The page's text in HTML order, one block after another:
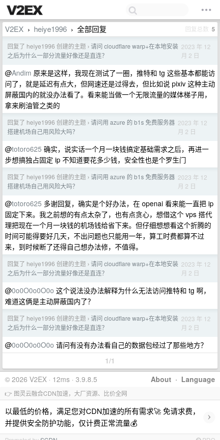
V2EX › heiye1996 › 全部回复 回复总数 5
回复了 heiye1996 创建的主题 › 请问 cloudflare warp+在本地安装
之后为什么一部分流量好像还是直连？
2023 年 12
月 2 日
@Andim 原来是这样，我现在测试了一圈，推特和 tg 这些基本都能访
问了，就是延迟有点大，但网速还是过得去，但比如说 pixiv 这种主动
屏蔽国内的就没办法看了。看来能当做一个无限流量的媒体梯子用，
拿来刷油管之类的
回复了 heiye1996 创建的主题 › 请问用 azure 的 b1s 免费服务器
搭建机场自己用风险大吗？
2023 年 12
月 2 日
@totoro625 确实，说实话一个月一块钱搞定基础需求之后，再进一
步想搞独占固定 ip 不知道要花多少钱，安全性也是个罗生门
回复了 heiye1996 创建的主题 › 请问用 azure 的 b1s 免费服务器
搭建机场自己用风险大吗？
2023 年 12
月 2 日
@totoro625 多谢回复，确实是个好办法，在 openai 看来能一直把 ip
固定下来。我之前想的有点太杂了，也有点贪心，想借这个 vps 搭代
理把现在一个月一块钱的机场钱给省下来。但仔细想想看这个折腾的
时间可能得要好几天，不出问题也只能用一年，算工时费都算不过
来，到时候断了还得自己想办法修，不值得。
回复了 heiye1996 创建的主题 › 请问 cloudflare warp+在本地安装
之后为什么一部分流量好像还是直连？
2023 年 12
月 2 日
@0o0O0o0O0o 这个说法没办法解释为什么无法访问推特和 tg 啊，
难道这俩是主动屏蔽国内了？
回复了 heiye1996 创建的主题 › 请问 cloudflare warp+在本地安装
之后为什么一部分流量好像还是直连？
2023 年 12
月 2 日
@0o0O0o0O0o 请问有没有办法看自己的数据包经过了那些地方？
1/1
About · Language
© 2026 V2EX · 12ms · 3.9.8.5
👉 图灵云融合CDN加速，大厂资源、比价全网
以最低的价格，满足您对CDN加速的所有需求🚀 免请求费，
并提供安全防护功能，仅计费正常流量💰
›